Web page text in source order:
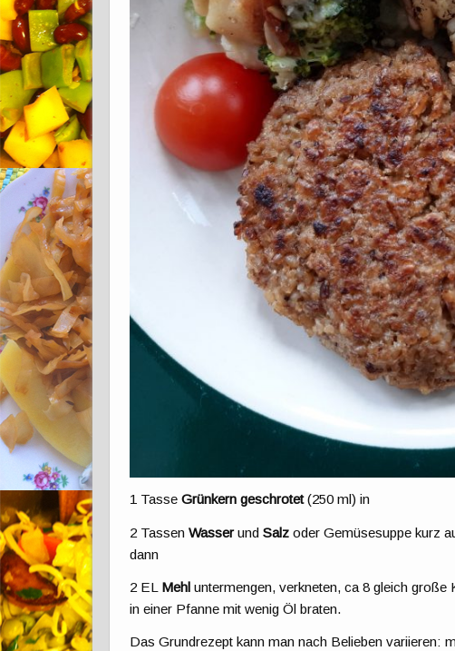
1 TasseGrünkern geschrotet(250 ml) in
2 TassenWasserundSalzoder Gemüsesuppe kurz
dann
2 EL Mehl untermengen, verkneten, ca 8 gleich
in einer Pfanne mit wenig Öl braten.
Das Grundrezept kann man nach Belieben variieren: